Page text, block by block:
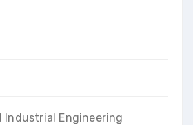
Industrial Engineering